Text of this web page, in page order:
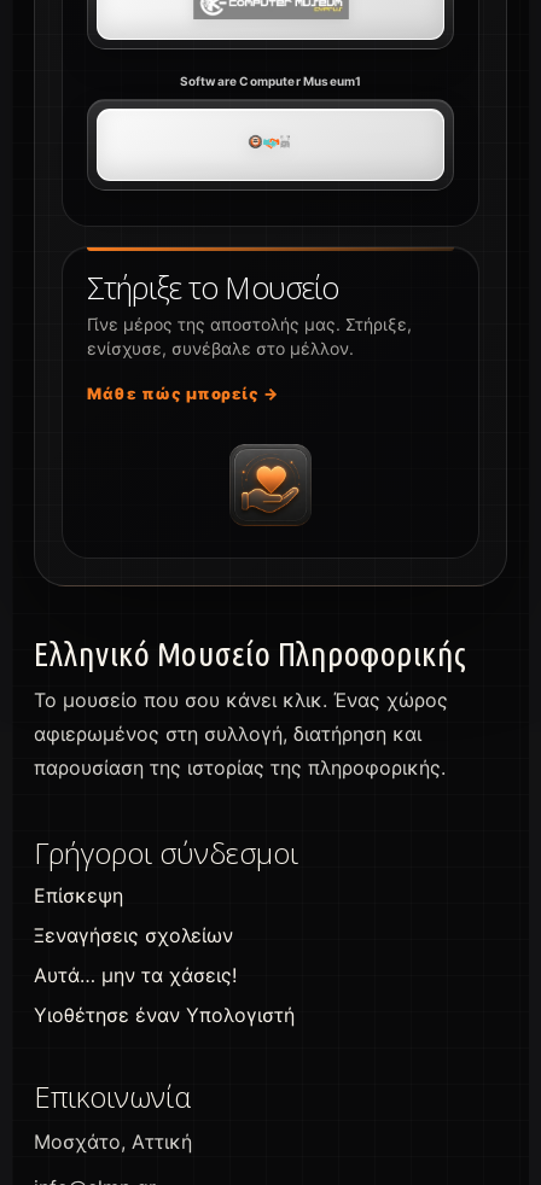
Software Computer Museum1
Στήριξε το Μουσείο
Γίνε μέρος της αποστολής μας. Στήριξε,
ενίσχυσε, συνέβαλε στο μέλλον.
Μάθε πώς μπορείς →
Ελληνικό Μουσείο Πληροφορικής
Το μουσείο που σου κάνει κλικ. Ένας χώρος
αφιερωμένος στη συλλογή, διατήρηση και
παρουσίαση της ιστορίας της πληροφορικής.
Γρήγοροι σύνδεσμοι
Επίσκεψη
Ξεναγήσεις σχολείων
Αυτά… μην τα χάσεις!
Υιοθέτησε έναν Υπολογιστή
Επικοινωνία
Μοσχάτο, Αττική